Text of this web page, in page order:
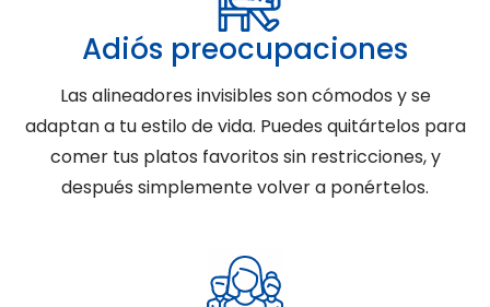
Adiós preocupaciones
Las alineadores invisibles son cómodos y se
adaptan a tu estilo de vida. Puedes quitártelos para
comer tus platos favoritos sin restricciones, y
después simplemente volver a ponértelos.